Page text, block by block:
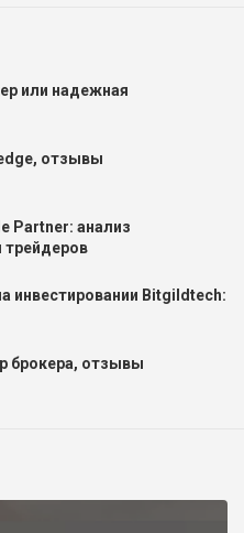
или надежная
отзывы
Partner: анализ
инвестировании Bitgildtech:
брокера, отзывы